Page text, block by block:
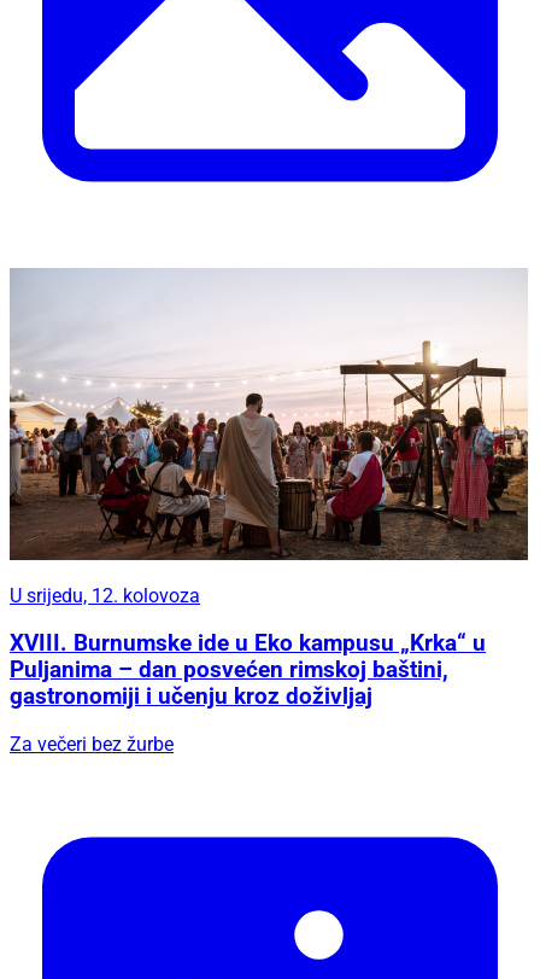
U srijedu, 12. kolovoza
XVIII. Burnumske ide u Eko kampusu „Krka“ u
Puljanima – dan posvećen rimskoj baštini,
gastronomiji i učenju kroz doživljaj
Za večeri bez žurbe